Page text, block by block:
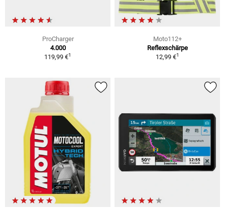
ProCharger
4.000
119,99 €1
Moto112+
Reflexschärpe
12,99 €1